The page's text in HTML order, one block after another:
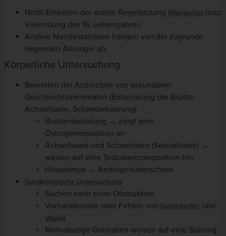
Nicht-Eintreten der ersten Regelblutung (Menarche) trotz
Vollendung des 16. Lebensjahres.
Andere Manifestationen hängen von der zugrunde
liegenden Ätiologie ab.
Körperliche Untersuchung
Bewerten der Anzeichen von sekundären
Geschlechtsmerkmalen (Entwicklung der Brüste,
Achselhaare, Schambehaarung):
Brustentwicklung → zeigt eine
Östrogenexposition an
Achselhaare und Schamhaare (Sexualhaare) →
weisen auf eine Testosteronexposition hin
Hirsutismus → Androgenüberschuss
Gynäkologische Untersuchung:
Suchen nach einer Obstruktion
Vorhandensein oder Fehlen von Gebärmutter und
Vagina
Mehrdeutige Genitalien weisen auf eine Störung